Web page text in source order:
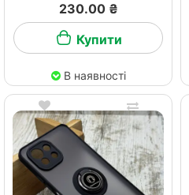
230.00 ₴
Купити
В наявності